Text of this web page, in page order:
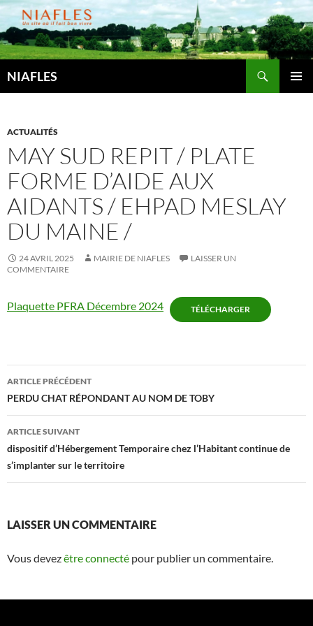
Aller
au
contenu
NIAFLES
ACTUALITÉS
MAY SUD REPIT / PLATE
FORME D’AIDE AUX
AIDANTS / EHPAD MESLAY
DU MAINE /
24 AVRIL 2025 MAIRIE DE NIAFLES
LAISSER UN
COMMENTAIRE
Plaquette PFRA Décembre 2024 TÉLÉCHARGER
Navigation
des
articles
ARTICLE PRÉCÉDENT
PERDU CHAT RÉPONDANT AU NOM DE TOBY
ARTICLE SUIVANT
dispositif d’Hébergement Temporaire chez l’Habitant continue de
s’implanter sur le territoire
LAISSER UN COMMENTAIRE
Vous devezêtre connecté pour publier un commentaire.